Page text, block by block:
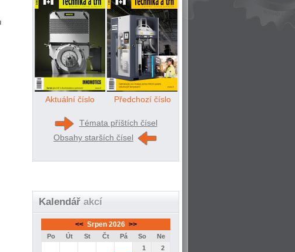
Aktuální číslo Předchozí číslo
Témata příštích čísel
Obsahy starších čísel
Kalendář akcí
<< Srpen 2026 >>
Po Út St Čt Pá So
Ne
1
2